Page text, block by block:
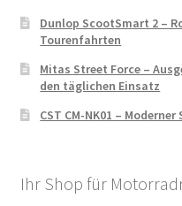
Dunlop ScootSmart 2 –
Tourenfahrten
Mitas Street Force –
den täglichen Einsatz
CST CM-NK01 –
Ihr Shop für